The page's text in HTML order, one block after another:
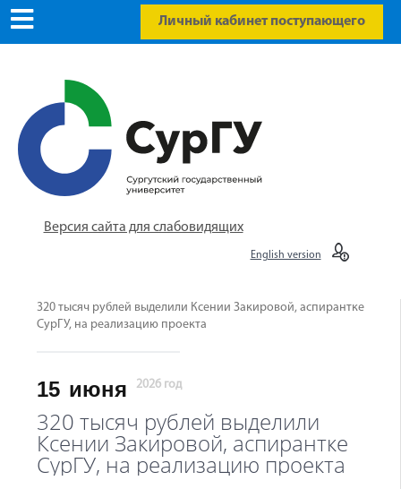
Личный кабинет поступающего
Версия сайта для слабовидящих
English version
320 тысяч рублей выделили Ксении Закировой, аспирантке
СурГУ, на реализацию проекта
15 июня 2026 год
320 тысяч рублей выделили
Ксении Закировой, аспирантке
СурГУ, на реализацию проекта